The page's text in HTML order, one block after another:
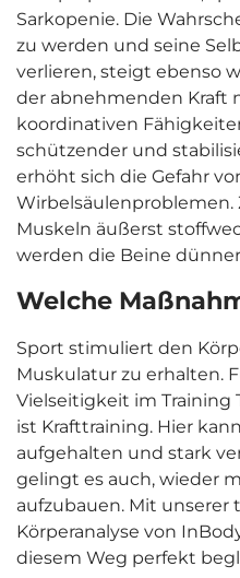
Sarkopenie. Die
zu werden und seine
verlieren, steigt ebenso
der abnehmenden Kraft
koordinativen
schützender und
erhöht sich die Gefahr
Wirbelsäulenproblemen.
Muskeln äußerst
werden die Beine
Welche
Sport stimuliert den
Muskulatur zu erhalten.
Vielseitigkeit im Training
ist Krafttraining. Hier
aufgehalten und stark
gelingt es auch, wieder
aufzubauen. Mit unserer
Körperanalyse von
diesem Weg perfekt